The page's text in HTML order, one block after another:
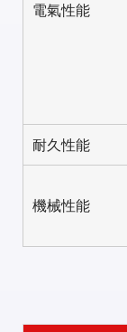
電氣性能
耐久性能
機械性能